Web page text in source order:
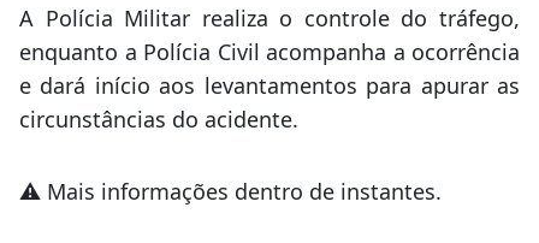
A Polícia Militar realiza o controle do tráfego,
enquanto a Polícia Civil acompanha a ocorrência
e dará início aos levantamentos para apurar as
circunstâncias do acidente.
⚠️ Mais informações dentro de instantes.